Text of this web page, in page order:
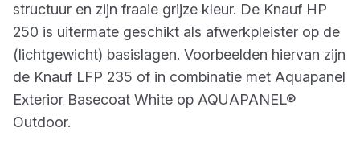
structuur en zijn fraaie grijze kleur. De Knauf HP
250 is uitermate geschikt als afwerkpleister op de
(lichtgewicht) basislagen. Voorbeelden hiervan zijn
de Knauf LFP 235 of in combinatie met Aquapanel
Exterior Basecoat White op AQUAPANEL®
Outdoor.